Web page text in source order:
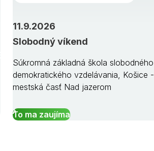
Slobodný víkend
11.9.2026
Súkromná základná škola slobodného
demokratického vzdelávania, Košice -
mestská časť Nad jazerom
To ma zaujíma